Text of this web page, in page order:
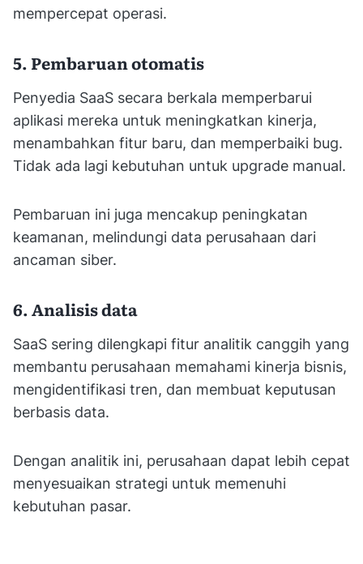
mempercepat operasi.
5. Pembaruan otomatis
Penyedia SaaS secara berkala memperbarui
aplikasi mereka untuk meningkatkan kinerja,
menambahkan fitur baru, dan memperbaiki bug.
Tidak ada lagi kebutuhan untuk upgrade manual.
Pembaruan ini juga mencakup peningkatan
keamanan, melindungi data perusahaan dari
ancaman siber.
6. Analisis data
SaaS sering dilengkapi fitur analitik canggih yang
membantu perusahaan memahami kinerja bisnis,
mengidentifikasi tren, dan membuat keputusan
berbasis data.
Dengan analitik ini, perusahaan dapat lebih cepat
menyesuaikan strategi untuk memenuhi
kebutuhan pasar.